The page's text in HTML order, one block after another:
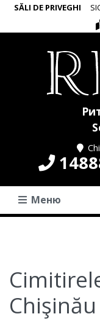
SĂLI DE PRIVEGHI
Меню